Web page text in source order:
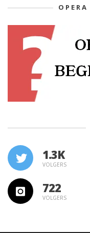
1.3K
VOLGERS
722
VOLGERS